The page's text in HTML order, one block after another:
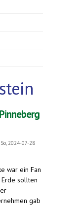
2024-07-28
war ein Fan
sollten
gab